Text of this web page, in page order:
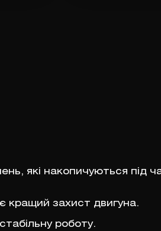
які накопичуються під
кращий захист двигуна.
роботу.